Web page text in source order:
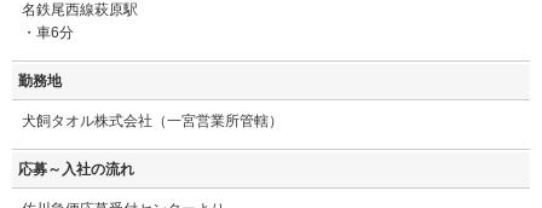
名鉄尾西線萩原駅
・車6分
勤務地
犬飼タオル株式会社（一宮営業所管轄）
応募～入社の流れ